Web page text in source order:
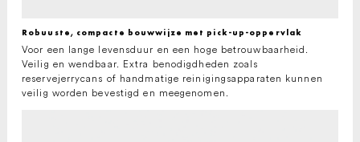
Robuuste, compacte bouwwijze met pick-up-oppervlak
Voor een lange levensduur en een hoge betrouwbaarheid.
Veilig en wendbaar. Extra benodigdheden zoals
reservejerrycans of handmatige reinigingsapparaten kunnen
veilig worden bevestigd en meegenomen.